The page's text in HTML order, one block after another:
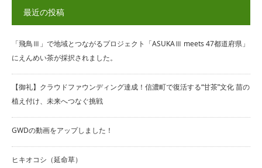
最近の投稿
「飛鳥Ⅲ」で地域とつながるプロジェクト「ASUKAⅢ meets 47都道府県」
にえんめい茶が採択されました。
【御礼】クラウドファウンディング達成！信濃町で復活する“甘茶”文化 苗の
植え付け、未来へつなぐ挑戦
GWDの動画をアップしました！
ヒキオコシ（延命草）